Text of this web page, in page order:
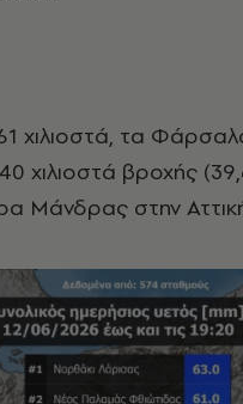
χιλιοστά, τα
χιλιοστά βροχής
Μάνδρας στην